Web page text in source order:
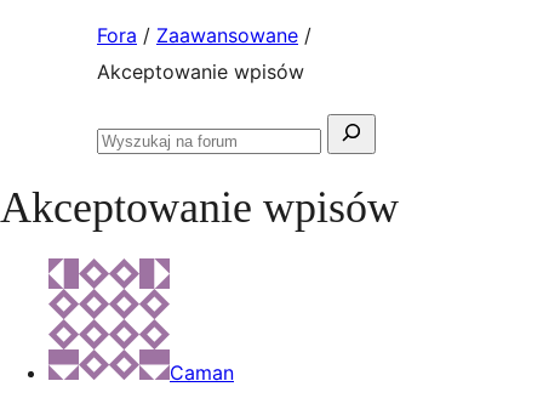
Fora / Zaawansowane /
Akceptowanie wpisów
Szukaj:
Przeszukaj
Akceptowanie wpisów
Caman